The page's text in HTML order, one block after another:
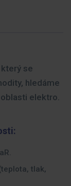
se
hledáme
elektro.
tlak,